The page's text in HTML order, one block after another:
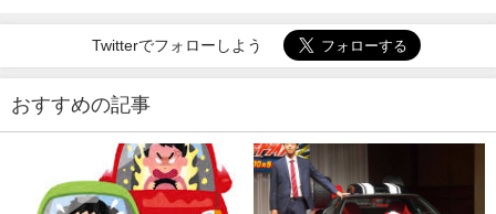
Twitterでフォローしよう
おすすめの記事